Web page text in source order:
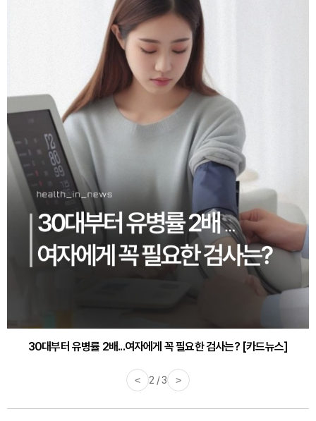
감기·독감 예방하고 면역력 높이는 4가지 영양제 [카드뉴스]
< 3 / 3 >